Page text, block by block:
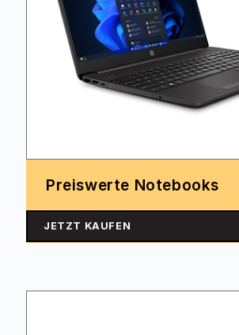
Preiswerte Notebooks
JETZT KAUFEN